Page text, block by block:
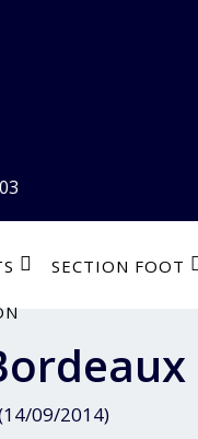
SECTION FOOT
09/2014)